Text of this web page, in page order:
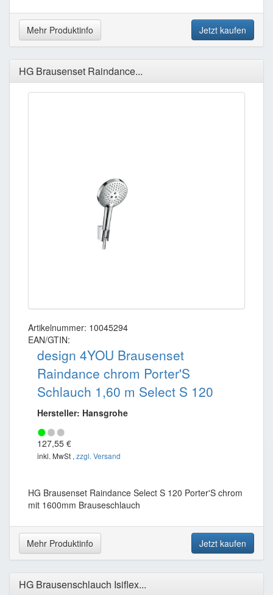
Mehr Produktinfo Jetzt kaufen
HG Brausenset Raindance...
Artikelnummer: 10045294
EAN/GTIN:
design 4YOU Brausenset
Raindance chrom Porter'S
Schlauch 1,60 m Select S 120
Hersteller: Hansgrohe
127,55 €
inkl. MwSt , zzgl. Versand
HG Brausenset Raindance Select S 120 Porter'S chrom
mit 1600mm Brauseschlauch
Mehr Produktinfo Jetzt kaufen
HG Brausenschlauch Isiflex...